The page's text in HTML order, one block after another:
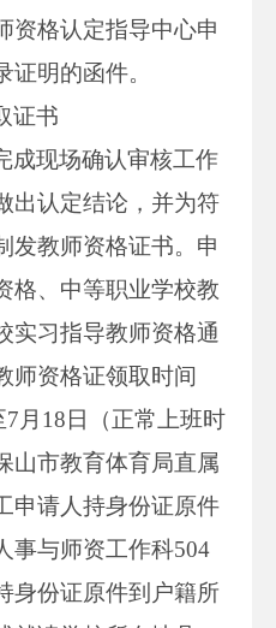
资格认定指导中心申
明的函件。
证书
成现场确认审核工作
出认定结论，并为符
发教师资格证书。申
格、中等职业学校教
实习指导教师资格通
师资格证领取时间
月18日（正常上班时
山市教育体育局直属
申请人持身份证原件
事与师资工作科504
身份证原件到户籍所